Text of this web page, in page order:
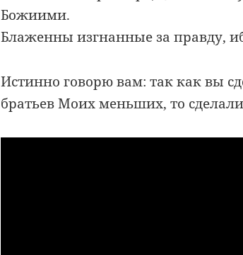
Божиими.
Блаженны изгнанные за правду,
Истинно говорю вам: так как вы
братьев Моих меньших, то